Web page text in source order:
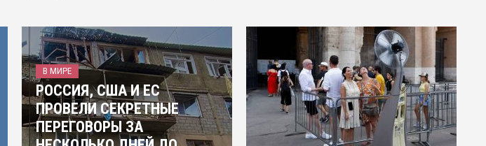
В МИРЕ
РОССИЯ, США И ЕС
ПРОВЕЛИ СЕКРЕТНЫЕ
ПЕРЕГОВОРЫ ЗА